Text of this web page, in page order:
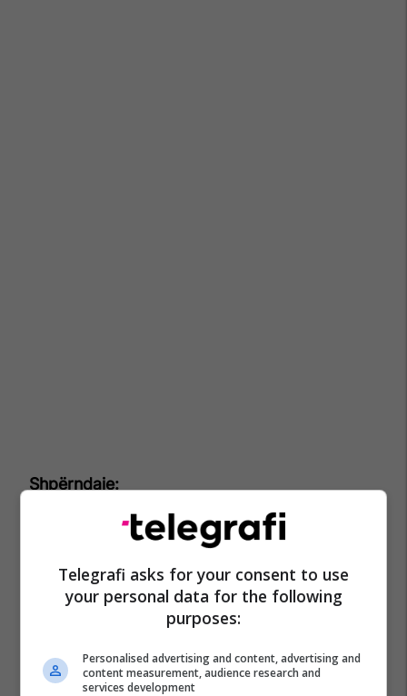
Telegrafi asks for your consent to use
your personal data for the following
purposes:
Personalised advertising and content, advertising and
content measurement, audience research and
services development